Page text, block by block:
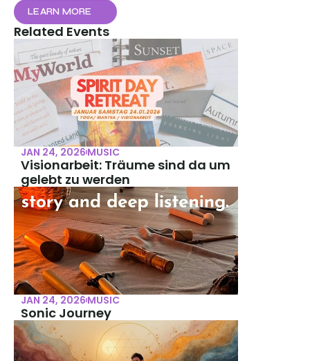
LEARN MORE
Related Events
JAN 24, 2026 MUSIC
Visionarbeit: Träume sind da um
gelebt zu werden
JAN 24, 2026 MUSIC
Sonic Journey